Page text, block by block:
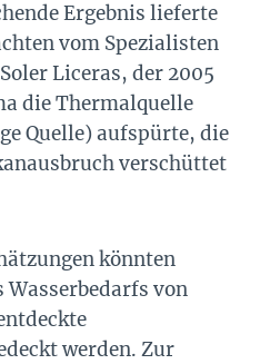
Ergebnis lieferte
vom Spezialisten
Liceras, der 2005
die Thermalquelle
Quelle) aufspürte, die
verschüttet
könnten
von
werden. Zur